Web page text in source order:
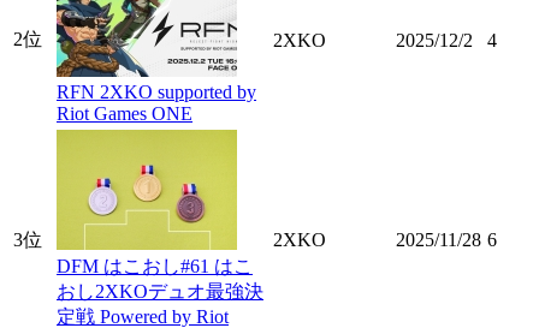
2位
RFN 2XKO supported by
Riot Games ONE
2XKO 2025/12/2 4
3位
DFM はこおし#61 はこ
おし2XKOデュオ最強決
定戦 Powered by Riot
2XKO 2025/11/28 6